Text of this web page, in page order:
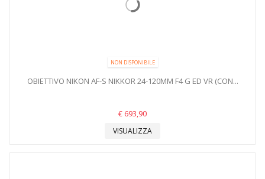
NON DISPONIBILE
OBIETTIVO NIKON AF-S NIKKOR 24-120MM F4 G ED VR (CON...
€ 693,90
VISUALIZZA